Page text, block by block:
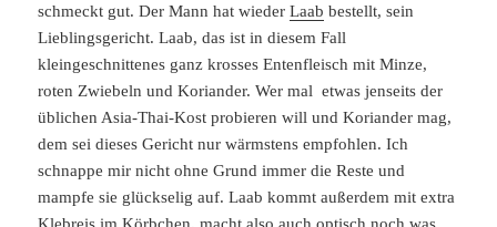
schmeckt gut. Der Mann hat wiederLaab bestellt, sein
Lieblingsgericht. Laab, das ist in diesem Fall
kleingeschnittenes ganz krosses Entenfleisch mit Minze,
roten Zwiebeln und Koriander. Wer mal etwas jenseits der
üblichen Asia-Thai-Kost probieren will und Koriander mag,
dem sei dieses Gericht nur wärmstens empfohlen. Ich
schnappe mir nicht ohne Grund immer die Reste und
mampfe sie glückselig auf. Laab kommt außerdem mit extra
Klebreis im Körbchen, macht also auch optisch noch was